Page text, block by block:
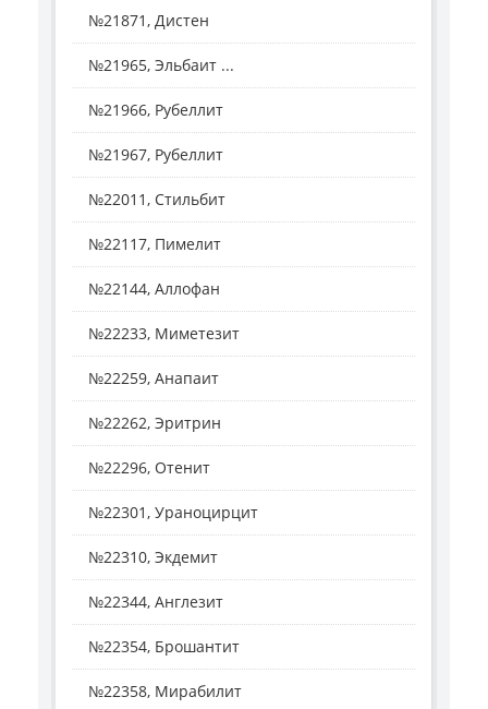
№21871, Дистен
№21965, Эльбаит ...
№21966, Рубеллит
№21967, Рубеллит
№22011, Стильбит
№22117, Пимелит
№22144, Аллофан
№22233, Миметезит
№22259, Анапаит
№22262, Эритрин
№22296, Отенит
№22301, Ураноцирцит
№22310, Экдемит
№22344, Англезит
№22354, Брошантит
№22358, Мирабилит